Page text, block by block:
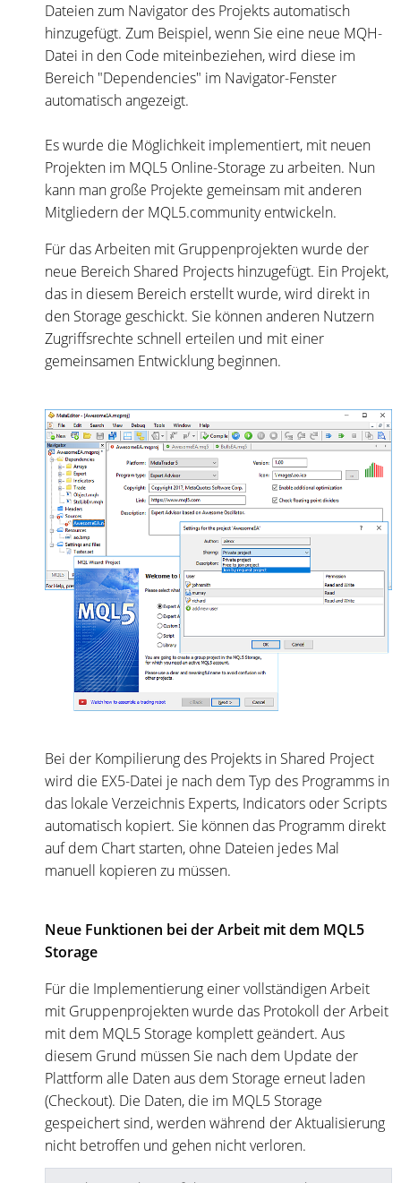
Dateien zum Navigator des Projekts automatisch
hinzugefügt. Zum Beispiel, wenn Sie eine neue MQH-
Datei in den Code miteinbeziehen, wird diese im
Bereich "Dependencies" im Navigator-Fenster
automatisch angezeigt.
Es wurde die Möglichkeit implementiert, mit neuen
Projekten im MQL5 Online-Storage zu arbeiten. Nun
kann man große Projekte gemeinsam mit anderen
Mitgliedern der MQL5.community entwickeln.
Für das Arbeiten mit Gruppenprojekten wurde der
neue Bereich Shared Projects hinzugefügt. Ein Projekt,
das in diesem Bereich erstellt wurde, wird direkt in
den Storage geschickt. Sie können anderen Nutzern
Zugriffsrechte schnell erteilen und mit einer
gemeinsamen Entwicklung beginnen.
Bei der Kompilierung des Projekts in Shared Project
wird die EX5-Datei je nach dem Typ des Programms in
das lokale Verzeichnis Experts, Indicators oder Scripts
automatisch kopiert. Sie können das Programm direkt
auf dem Chart starten, ohne Dateien jedes Mal
manuell kopieren zu müssen.
Neue Funktionen bei der Arbeit mit dem MQL5
Storage
Für die Implementierung einer vollständigen Arbeit
mit Gruppenprojekten wurde das Protokoll der Arbeit
mit dem MQL5 Storage komplett geändert. Aus
diesem Grund müssen Sie nach dem Update der
Plattform alle Daten aus dem Storage erneut laden
(Checkout). Die Daten, die im MQL5 Storage
gespeichert sind, werden während der Aktualisierung
nicht betroffen und gehen nicht verloren.